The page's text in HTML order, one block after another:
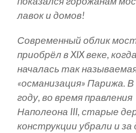
лавок и домов!
Современный облик
приобрёл в XIX веке, когда
началась так
«османизация» Парижа.
году, во время правления
Наполеона III, старые
конструкции убрали и за